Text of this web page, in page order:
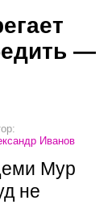
—
Иванов
Мур
не